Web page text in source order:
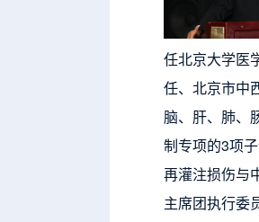
任北京大学医
任、北京市中
脑、肝、肺、
制专项的3项
再灌注损伤与
主席团执行委